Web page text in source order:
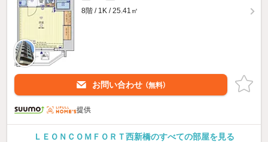
8階 / 1K / 25.41㎡
お問い合わせ （無料）
提供
ＬＥＯＮＣＯＭＦＯＲＴ西新橋のすべての部屋を見る